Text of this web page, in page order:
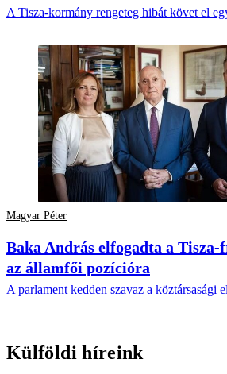
A Tisza-kormány rengeteg hibát követ el
Magyar Péter
Baka András elfogadta a
az államfői pozícióra
A parlament kedden szavaz a köztársasági
Külföldi híreink